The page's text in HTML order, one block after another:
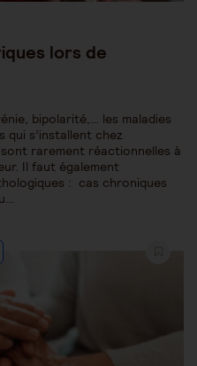
lors de
bipolarité,… les maladies
qui s’installent chez
rarement réactionnelles à
Il faut également
: cas chroniques